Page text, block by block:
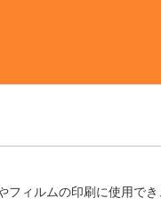
ィルムの印刷に使用でき